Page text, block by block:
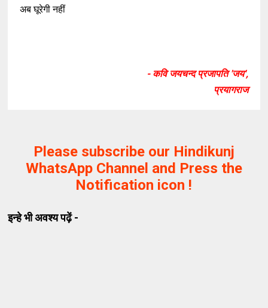
अब घूरेगी नहीं
- कवि जयचन्द प्रजापति 'जय',
प्रयागराज
Please subscribe our Hindikunj
WhatsApp Channel and Press the
Notification icon !
इन्हे भी अवश्य पढ़ें -